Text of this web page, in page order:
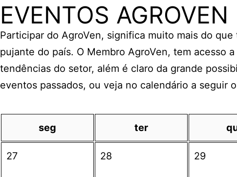
EVENTOS AGROVEN
Participar do AgroVen, significa muito mais do
pujante do país. O Membro AgroVen, tem acesso
tendências do setor, além é claro da grande
eventos passados, ou veja no calendário a seguir
seg ter
27 28 29